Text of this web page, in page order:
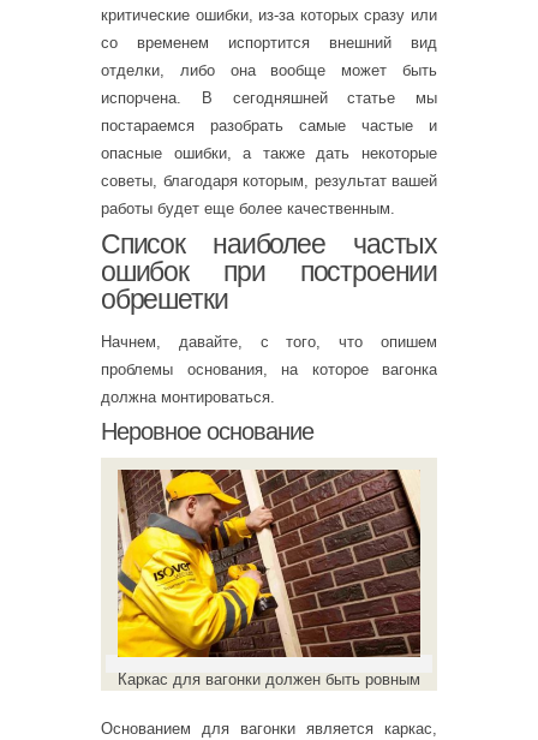
критические ошибки, из-за которых сразу или
со временем испортится внешний вид
отделки, либо она вообще может быть
испорчена. В сегодняшней статье мы
постараемся разобрать самые частые и
опасные ошибки, а также дать некоторые
советы, благодаря которым, результат вашей
работы будет еще более качественным.
Список наиболее частых
ошибок при построении
обрешетки
Начнем, давайте, с того, что опишем
проблемы основания, на которое вагонка
должна монтироваться.
Неровное основание
Каркас для вагонки должен быть ровным
Основанием для вагонки является каркас,